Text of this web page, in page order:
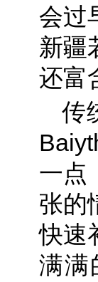
会过
新疆
还富
传
一点
张的
快速
满满